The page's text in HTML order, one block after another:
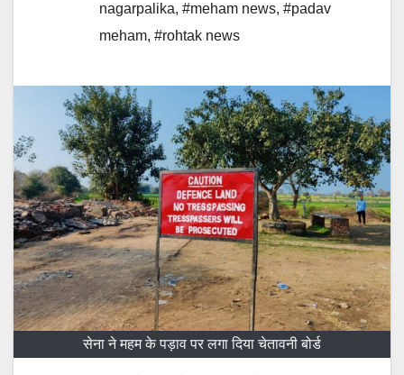
nagarpalika, #meham news, #padav
meham, #rohtak news
सेना ने महम के पड़ाव पर लगा दिया चेतावनी बोर्ड